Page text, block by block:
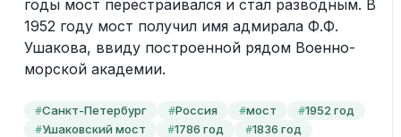
годы мост перестраивался и стал разводным. В
1952 году мост получил имя адмирала Ф.Ф.
Ушакова, ввиду построенной рядом Военно-
морской академии.
#Санкт-Петербург #Россия #мост #1952 год
#Ушаковский мост #1786 год #1836 год